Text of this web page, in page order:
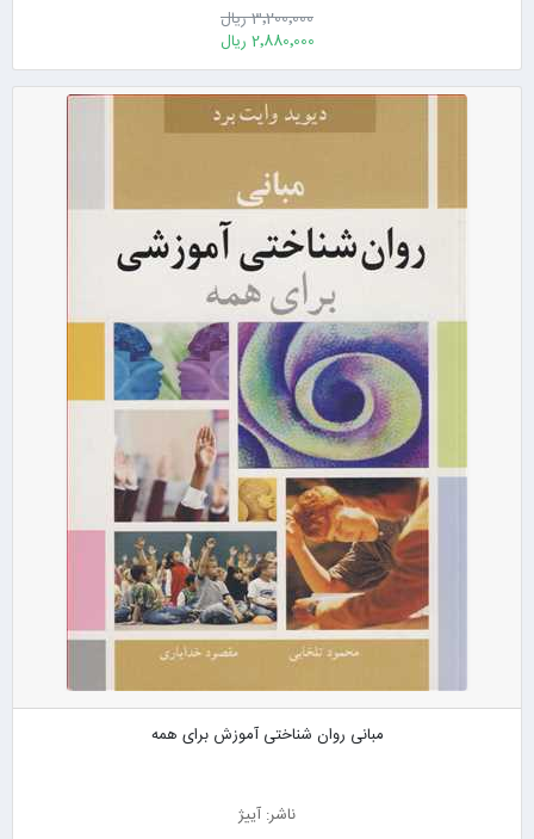
3٬200٬000 ریال
2٬880٬000 ریال
مبانی روان شناختی آموزش برای همه
ناشر: آییژ